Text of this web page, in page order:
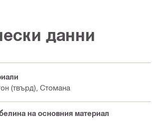
данни
(твърд), Стомана
на основния материал